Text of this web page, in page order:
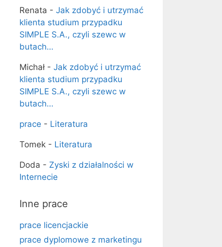
Renata - Jak zdobyć i utrzymać
klienta studium przypadku
SIMPLE S.A., czyli szewc w
butach…
Michał - Jak zdobyć i utrzymać
klienta studium przypadku
SIMPLE S.A., czyli szewc w
butach…
prace - Literatura
Tomek - Literatura
Doda - Zyski z działalności w
Internecie
Inne prace
prace licencjackie
prace dyplomowe z marketingu